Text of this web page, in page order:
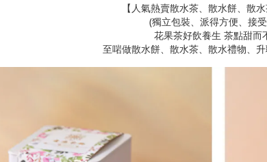
【人氣熱賣散水茶、散水餅、散水
(獨立包裝、派得方便、接
花果茶好飲養生 茶點甜而
至啱做散水餅、散水茶、散水禮物、